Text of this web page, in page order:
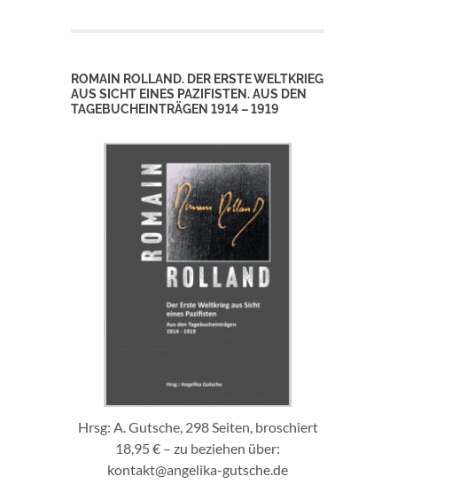
ROMAIN ROLLAND. DER ERSTE WELTKRIEG
AUS SICHT EINES PAZIFISTEN. AUS DEN
TAGEBUCHEINTRÄGEN 1914 – 1919
Hrsg: A. Gutsche, 298 Seiten, broschiert
18,95 € – zu beziehen über:
kontakt@angelika-gutsche.de